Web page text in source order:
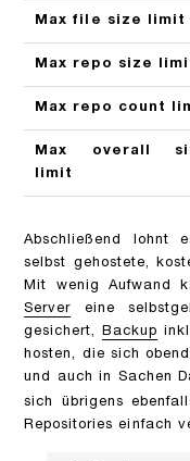
Max file size limit
Max repo size
Max repo count
Max overall
limit
Abschließend lohnt
selbst gehostete,
Mit wenig Aufwand
Server eine
gesichert,Backup
hosten, die sich
und auch in Sachen
sich übrigens
Repositories einfach